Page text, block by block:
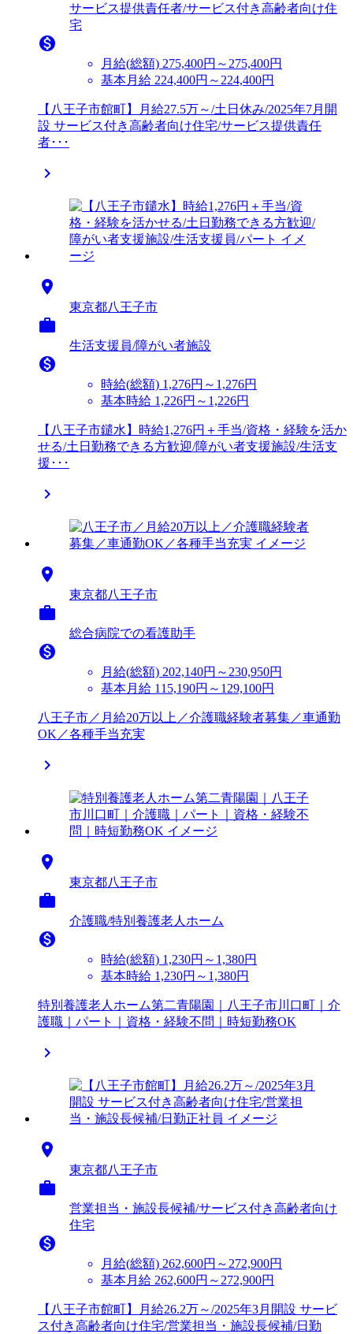
サービス提供責任者/サービス付き高齢者向け住
宅

月給(総額) 275,400円～275,400円
基本月給 224,400円～224,400円
【八王子市館町】月給27.5万～/土日休み/2025年7月開
設 サービス付き高齢者向け住宅/サービス提供責任
者･･･


東京都八王子市

生活支援員/障がい者施設

時給(総額) 1,276円～1,276円
基本時給 1,226円～1,226円
【八王子市鑓水】時給1,276円＋手当/資格・経験を活か
せる/土日勤務できる方歓迎/障がい者支援施設/生活支
援･･･


東京都八王子市

総合病院での看護助手

月給(総額) 202,140円～230,950円
基本月給 115,190円～129,100円
八王子市／月給20万以上／介護職経験者募集／車通勤
OK／各種手当充実


東京都八王子市

介護職/特別養護老人ホーム

時給(総額) 1,230円～1,380円
基本時給 1,230円～1,380円
特別養護老人ホーム第二青陽園｜八王子市川口町｜介
護職｜パート｜資格・経験不問｜時短勤務OK


東京都八王子市

営業担当・施設長候補/サービス付き高齢者向け
住宅

月給(総額) 262,600円～272,900円
基本月給 262,600円～272,900円
【八王子市館町】月給26.2万～/2025年3月開設 サービ
ス付き高齢者向け住宅/営業担当・施設長候補/日勤